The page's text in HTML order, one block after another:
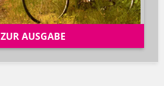
ZUR AUSGABE